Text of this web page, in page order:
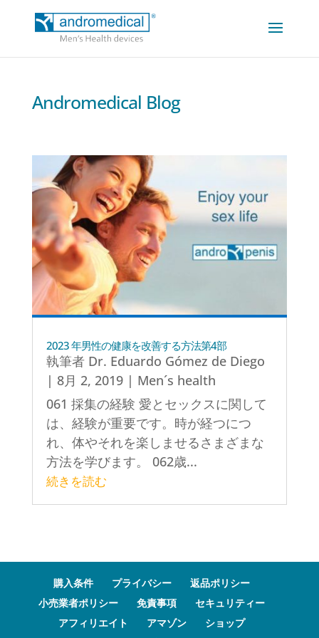
Andromedical Blog
2023 年男性の健康を改善する方法第4部
執筆者 Dr. Eduardo Gómez de Diego
| 8月 2, 2019| Men´s health
061 採集の経験 愛とセックスに関して
は、経験が重要です。時が経つにつ
れ、体やそれを楽しませるさまざまな
方法を学びます。 062歳...
続きを読む
購入条件 プライバシー
返品ポリシー
小売業者ポリシー
免責事項
セキュリティー
アフィリエイト
アマゾン
ショップ